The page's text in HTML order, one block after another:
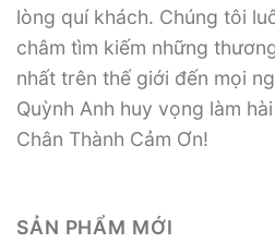
lòng quí khách. Chúng tôi
châm tìm kiếm những
nhất trên thế giới đến mọi
Quỳnh Anh huy vọng làm
Chân Thành Cảm Ơn!
SẢN PHẨM MỚI